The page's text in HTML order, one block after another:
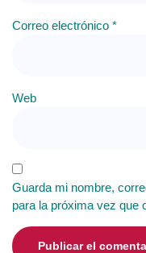
Correo electrónico *
Web
Guarda mi nombre,
para la próxima vez que